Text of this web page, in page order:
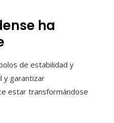
ha
de estabilidad y
y garantizar
estar transformándose